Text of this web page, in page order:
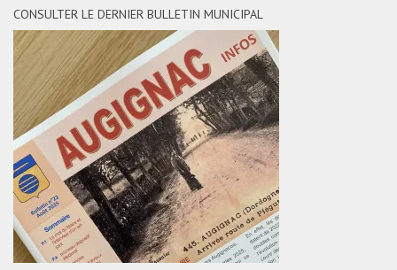
CONSULTER LE DERNIER BULLETIN MUNICIPAL